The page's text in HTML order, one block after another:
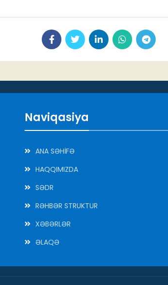
Naviqasiya
ANA SƏHİFƏ
HAQQIMIZDA
SƏDR
RƏHBƏR STRUKTUR
XƏBƏRLƏR
ƏLAQƏ